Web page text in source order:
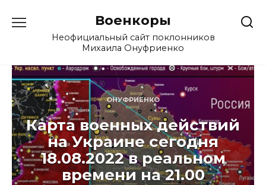
содержанию
Военкоры
Неофициальный сайт поклонников
Михаила Онуфриенко
ОНУФРИЕНКО
Карта военных действий
на Украине сегодня
18.08.2022 в реальном
времени на 21.00